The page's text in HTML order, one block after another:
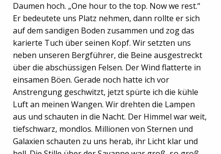
Daumen hoch. „One hour to the top. Now we rest.“
Er bedeutete uns Platz nehmen, dann rollte er sich
auf dem sandigen Boden zusammen und zog das
karierte Tuch über seinen Kopf. Wir setzten uns
neben unseren Bergführer, die Beine ausgestreckt
über die abschüssigen Felsen. Der Wind flatterte in
einsamen Böen. Gerade noch hatte ich vor
Anstrengung geschwitzt, jetzt spürte ich die kühle
Luft an meinen Wangen. Wir drehten die Lampen
aus und schauten in die Nacht. Der Himmel war weit,
tiefschwarz, mondlos. Millionen von Sternen und
Galaxien schauten zu uns herab, ihr Licht klar und